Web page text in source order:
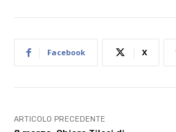
Facebook X
ARTICOLO PRECEDENTE